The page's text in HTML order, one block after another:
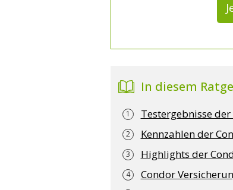
In diesem
Testergebnisse
Kennzahlen der
Highlights der
Condor